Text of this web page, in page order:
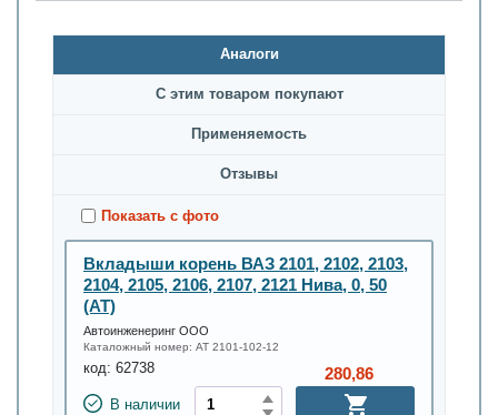
Аналоги
С этим товаром покупают
Применяемость
Oтзывы
Показать с фото
Вкладыши корень ВАЗ 2101, 2102, 2103,
2104, 2105, 2106, 2107, 2121 Нива, 0, 50
(AT)
Автоинженеринг ООО
Каталожный номер: AT 2101-102-12
код: 62738
В наличии
280,86